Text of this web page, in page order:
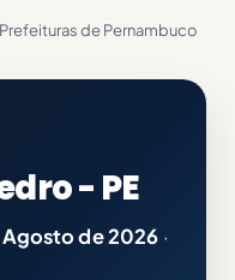
Prefeituras de Pernambuco
- PE
de 2026 ·